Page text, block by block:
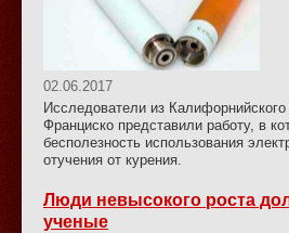
02.06.2017
Исследователи из
Франциско представили работу, в
бесполезность использования
отучения от курения.
Люди невысокого роста
ученые